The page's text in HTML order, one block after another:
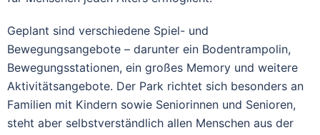
Geplant sind verschiedene Spiel- und
Bewegungsangebote – darunter ein Bodentrampolin,
Bewegungsstationen, ein großes Memory und weitere
Aktivitätsangebote. Der Park richtet sich besonders an
Familien mit Kindern sowie Seniorinnen und Senioren,
steht aber selbstverständlich allen Menschen aus der